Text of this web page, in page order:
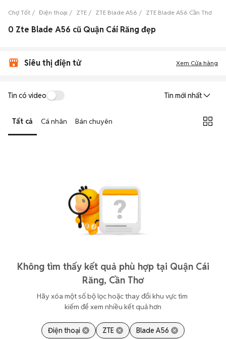
Chợ Tốt Điện thoại ZTE ZTE Blade A56 ZTE Blade A56 Cần Thơ
0 Zte Blade A56 cũ Quận Cái Răng đẹp
Siêu thị điện tử Xem Cửa hàng
Tin có video Tin mới nhất
Tất cả Cá nhân Bán chuyên
Không tìm thấy kết quả phù hợp tại Quận Cái
Răng, Cần Thơ
Hãy xóa một số bộ lọc hoặc thay đổi khu vực tìm
kiếm để xem nhiều kết quả hơn
Điện thoại ZTE Blade A56